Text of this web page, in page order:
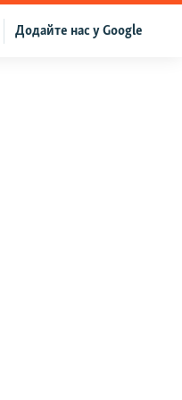
Додайте нас у Google